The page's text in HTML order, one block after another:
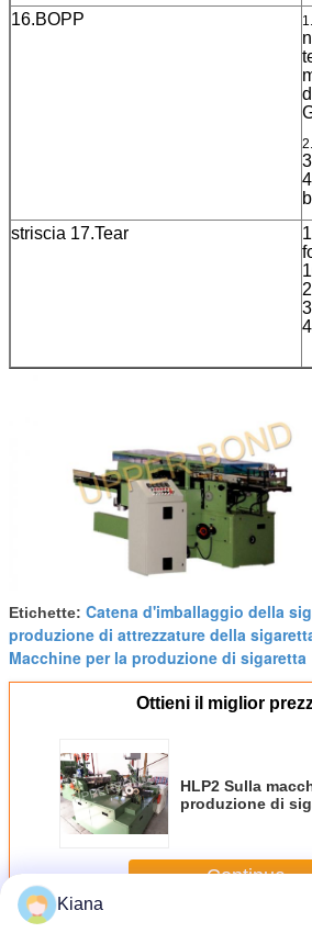
16.BOPP 1.
2.
striscia 17.Tear
Etichette: Catena d'imballaggio della
produzione di attrezzature della
Macchine per la produzione di sigaretta
Ottieni il miglior
HLP2 Sulla
produzione di
Continua
Kiana